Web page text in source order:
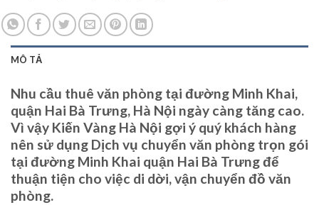
MÔ TẢ
Nhu cầu thuê văn phòng tại đường Minh Khai,
quận Hai Bà Trưng, Hà Nội ngày càng tăng cao.
Vì vậy Kiến Vàng Hà Nội gợi ý quý khách hàng
nên sử dụng Dịch vụ chuyển văn phòng trọn gói
tại đường Minh Khai quận Hai Bà Trưng để
thuận tiện cho việc di dời, vận chuyển đồ văn
phòng.